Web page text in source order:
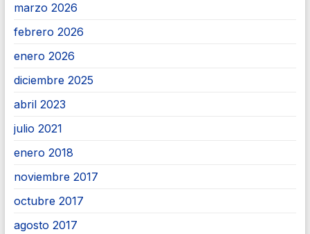
marzo 2026
febrero 2026
enero 2026
diciembre 2025
abril 2023
julio 2021
enero 2018
noviembre 2017
octubre 2017
agosto 2017